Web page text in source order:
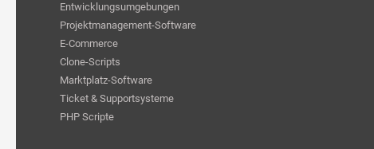
Entwicklungsumgebungen
Projektmanagement-Software
E-Commerce
Clone-Scripts
Marktplatz-Software
Ticket & Supportsysteme
PHP Scripte